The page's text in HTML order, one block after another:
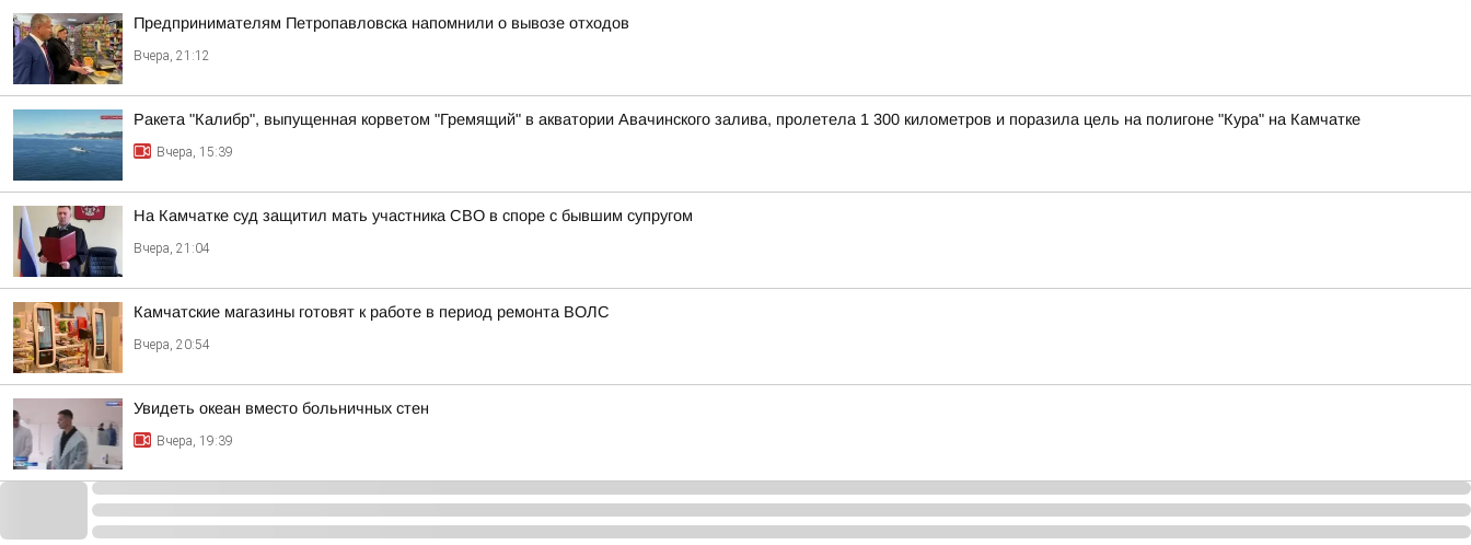
Предпринимателям Петропавловска напомнили о вывозе отходов
Вчера, 21:12
Ракета "Калибр", выпущенная корветом "Гремящий" в акватории Авачинского залива, пролетела 1 300 километров и поразила цель на полигоне "Кура" на Камчатке
Вчера, 15:39
На Камчатке суд защитил мать участника СВО в споре с бывшим супругом
Вчера, 21:04
Камчатские магазины готовят к работе в период ремонта ВОЛС
Вчера, 20:54
Увидеть океан вместо больничных стен
Вчера, 19:39